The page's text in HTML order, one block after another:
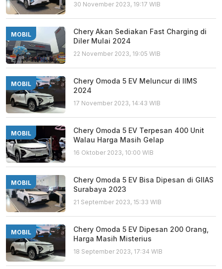
30 November 2023, 19:17 WIB
MOBIL
Chery Akan Sediakan Fast Charging di
Diler Mulai 2024
22 November 2023, 19:05 WIB
MOBIL
Chery Omoda 5 EV Meluncur di IIMS
2024
17 November 2023, 14:43 WIB
MOBIL
Chery Omoda 5 EV Terpesan 400 Unit
Walau Harga Masih Gelap
16 Oktober 2023, 10:00 WIB
MOBIL
Chery Omoda 5 EV Bisa Dipesan di GIIAS
Surabaya 2023
21 September 2023, 15:33 WIB
MOBIL
Chery Omoda 5 EV Dipesan 200 Orang,
Harga Masih Misterius
18 September 2023, 17:34 WIB